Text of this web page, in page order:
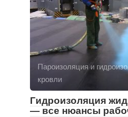
Пароизоляция и
кровли
Гидроизоляция
— все нюансы